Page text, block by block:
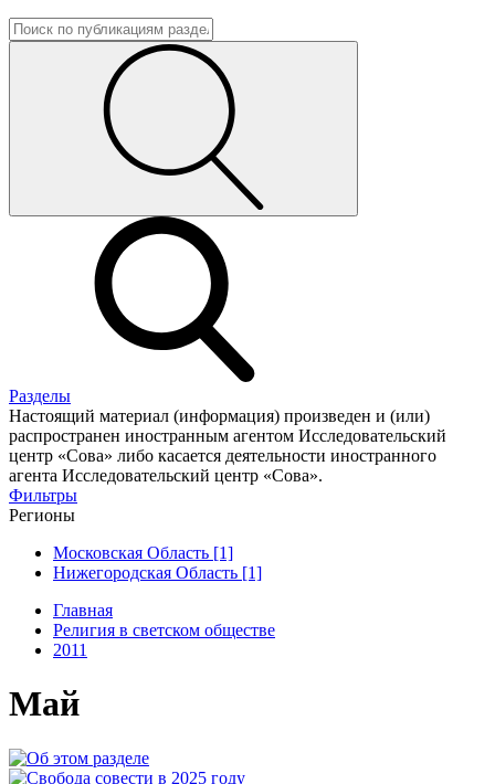
Разделы
Настоящий материал (информация) произведен и (или)
распространен иностранным агентом Исследовательский
центр «Сова» либо касается деятельности иностранного
агента Исследовательский центр «Сова».
Фильтры
Регионы
Московская Область [1]
Нижегородская Область [1]
Главная
Религия в светском обществе
2011
Май